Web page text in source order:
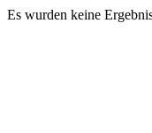
Es wurden keine